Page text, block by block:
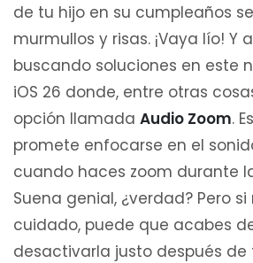
de tu hijo en su cumpleaños
murmullos y risas. ¡Vaya lío! Y
buscando soluciones en este
iOS 26 donde, entre otras
opción llamada Audio Zoom.
promete enfocarse en el
cuando haces zoom durante
Suena genial, ¿verdad? Pero
cuidado, puede que acabes
desactivarla justo después de